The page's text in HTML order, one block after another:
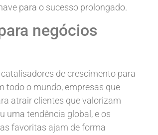
para o sucesso prolongado.
negócios
de crescimento para
todo o mundo, empresas que
atrair clientes que valorizam
uma tendência global, e os
favoritas ajam de forma